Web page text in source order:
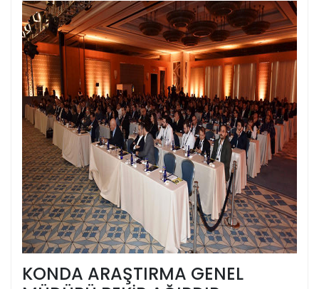
KONDA ARAŞTIRMA GENEL